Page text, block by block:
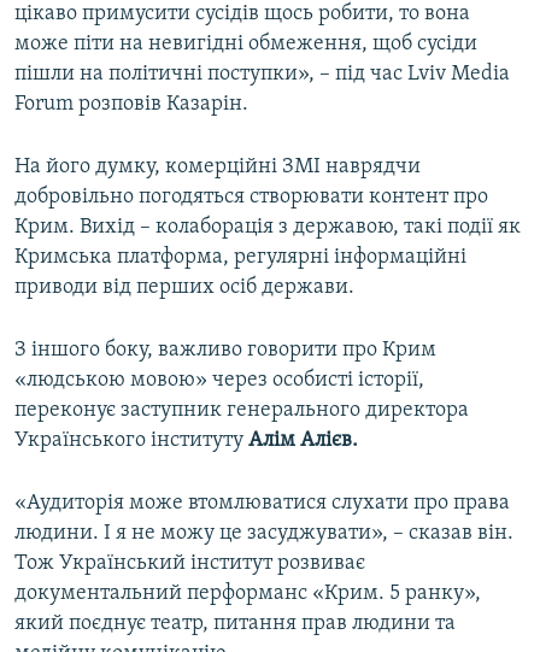
цікаво примусити сусідів щось робити, то вона
може піти на невигідні обмеження, щоб сусіди
пішли на політичні поступки», – під час Lviv Media
Forum розповів Казарін.
На його думку, комерційні ЗМІ наврядчи
добровільно погодяться створювати контент про
Крим. Вихід – колаборація з державою, такі події як
Кримська платформа, регулярні інформаційні
приводи від перших осіб держави.
З іншого боку, важливо говорити про Крим
«людською мовою» через особисті історії,
переконує заступник генерального директора
Українського інституту Алім Алієв.
«Аудиторія може втомлюватися слухати про права
людини. І я не можу це засуджувати», – сказав він.
Тож Український інститут розвиває
документальний перформанс «Крим. 5 ранку»,
який поєднує театр, питання прав людини та